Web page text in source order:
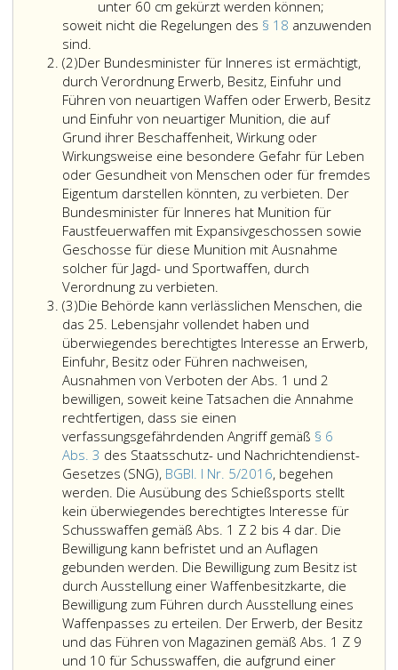
mehr
als
aufnehmen
kann;
unter
Ziffer
fallen,
die
mehr
als
zehn
Patronen
aufnehmen
können;
unter 60 cm gekürzt werden können;
mit
soweit
sie
unter
Ziffer
7,
fallen,
sowie
von
mit
und
von
60 cm,
die
ohne
mithilfe
eines
oder
oder
eines
ohne
soweit nicht die Regelungen des § 18 anzuwenden
sind.
nicht
die
Regelungen
des
Paragraph
18,
anzuwenden
sind.
(2)Absatz
2
Der Bundesminister für Inneres ist ermächtigt,
durch Verordnung Erwerb, Besitz, Einfuhr und
Führen von neuartigen Waffen oder Erwerb, Besitz
und Einfuhr von neuartiger Munition, die auf
Grund ihrer Beschaffenheit, Wirkung oder
Wirkungsweise eine besondere Gefahr für Leben
oder Gesundheit von Menschen oder für fremdes
Eigentum darstellen könnten, zu verbieten. Der
Bundesminister für Inneres hat Munition für
Faustfeuerwaffen mit Expansivgeschossen sowie
Geschosse für diese Munition mit Ausnahme
solcher für Jagd- und Sportwaffen, durch
Verordnung zu verbieten.
(3)Absatz
3
Die Behörde kann verlässlichen Menschen, die
das 25. Lebensjahr vollendet haben und
überwiegendes berechtigtes Interesse an Erwerb,
Einfuhr, Besitz oder Führen nachweisen,
Ausnahmen von Verboten der Abs. 1 und 2
bewilligen, soweit keine Tatsachen die Annahme
rechtfertigen, dass sie einen
verfassungsgefährdenden Angriff gemäß § 6
Abs. 3 des Staatsschutz- und Nachrichtendienst-
Gesetzes (SNG), BGBl. I Nr. 5/2016, begehen
werden. Die Ausübung des Schießsports stellt
kein überwiegendes berechtigtes Interesse für
Schusswaffen gemäß Abs. 1 Z 2 bis 4 dar. Die
Bewilligung kann befristet und an Auflagen
gebunden werden. Die Bewilligung zum Besitz ist
durch Ausstellung einer Waffenbesitzkarte, die
Bewilligung zum Führen durch Ausstellung eines
Waffenpasses zu erteilen. Der Erwerb, der Besitz
und das Führen von Magazinen gemäß Abs. 1 Z 9
und 10 für Schusswaffen, die aufgrund einer